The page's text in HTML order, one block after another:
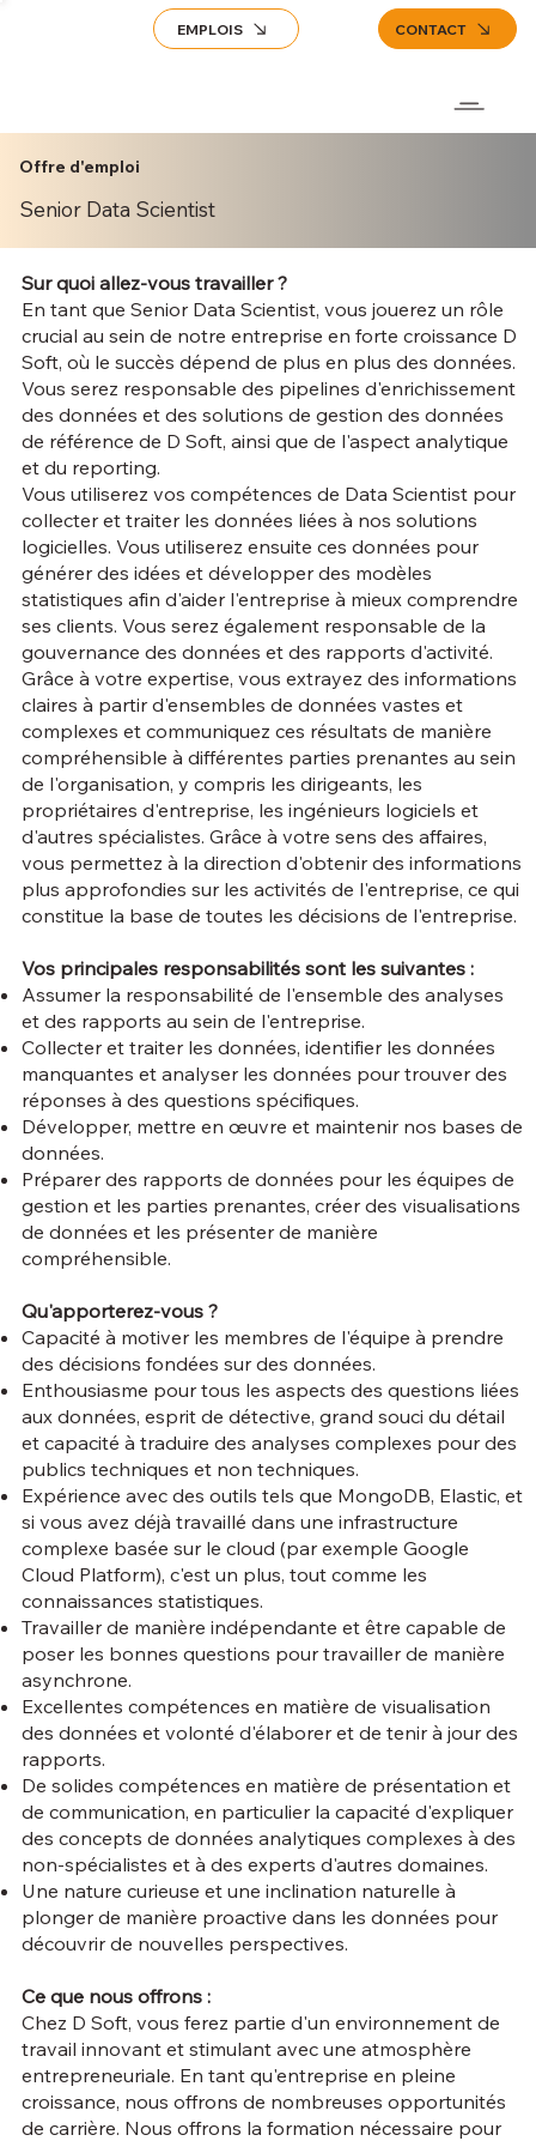
EMPLOIS CONTACT
Offre d'emploi
Senior Data Scientist
Sur quoi allez-vous travailler ?
En tant que Senior Data Scientist, vous jouerez un rôle
crucial au sein de notre entreprise en forte croissance D
Soft, où le succès dépend de plus en plus des données.
Vous serez responsable des pipelines d'enrichissement
des données et des solutions de gestion des données
de référence de D Soft, ainsi que de l'aspect analytique
et du reporting.
Vous utiliserez vos compétences de Data Scientist pour
collecter et traiter les données liées à nos solutions
logicielles. Vous utiliserez ensuite ces données pour
générer des idées et développer des modèles
statistiques afin d'aider l'entreprise à mieux comprendre
ses clients. Vous serez également responsable de la
gouvernance des données et des rapports d'activité.
Grâce à votre expertise, vous extrayez des informations
claires à partir d'ensembles de données vastes et
complexes et communiquez ces résultats de manière
compréhensible à différentes parties prenantes au sein
de l'organisation, y compris les dirigeants, les
propriétaires d'entreprise, les ingénieurs logiciels et
d'autres spécialistes. Grâce à votre sens des affaires,
vous permettez à la direction d'obtenir des informations
plus approfondies sur les activités de l'entreprise, ce qui
constitue la base de toutes les décisions de l'entreprise.
Vos principales responsabilités sont les suivantes :
Assumer la responsabilité de l'ensemble des analyses
et des rapports au sein de l'entreprise.
Collecter et traiter les données, identifier les données
manquantes et analyser les données pour trouver des
réponses à des questions spécifiques.
Développer, mettre en œuvre et maintenir nos bases de
données.
Préparer des rapports de données pour les équipes de
gestion et les parties prenantes, créer des visualisations
de données et les présenter de manière
compréhensible.
Qu'apporterez-vous ?
Capacité à motiver les membres de l'équipe à prendre
des décisions fondées sur des données.
Enthousiasme pour tous les aspects des questions liées
aux données, esprit de détective, grand souci du détail
et capacité à traduire des analyses complexes pour des
publics techniques et non techniques.
Expérience avec des outils tels que MongoDB, Elastic, et
si vous avez déjà travaillé dans une infrastructure
complexe basée sur le cloud (par exemple Google
Cloud Platform), c'est un plus, tout comme les
connaissances statistiques.
Travailler de manière indépendante et être capable de
poser les bonnes questions pour travailler de manière
asynchrone.
Excellentes compétences en matière de visualisation
des données et volonté d'élaborer et de tenir à jour des
rapports.
De solides compétences en matière de présentation et
de communication, en particulier la capacité d'expliquer
des concepts de données analytiques complexes à des
non-spécialistes et à des experts d'autres domaines.
Une nature curieuse et une inclination naturelle à
plonger de manière proactive dans les données pour
découvrir de nouvelles perspectives.
Ce que nous offrons :
Chez D Soft, vous ferez partie d'un environnement de
travail innovant et stimulant avec une atmosphère
entrepreneuriale. En tant qu'entreprise en pleine
croissance, nous offrons de nombreuses opportunités
de carrière. Nous offrons la formation nécessaire pour